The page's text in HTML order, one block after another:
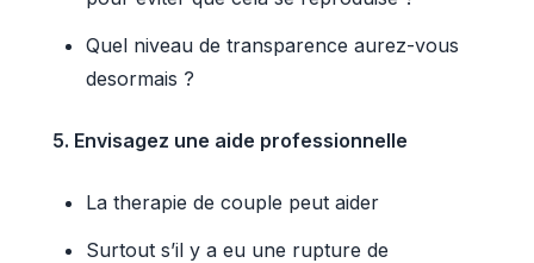
Quel niveau de transparence aurez-vous
desormais ?
5. Envisagez une aide professionnelle
La therapie de couple peut aider
Surtout s’il y a eu une rupture de